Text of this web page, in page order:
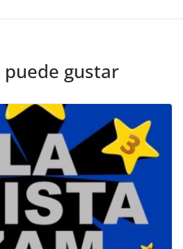
gustar